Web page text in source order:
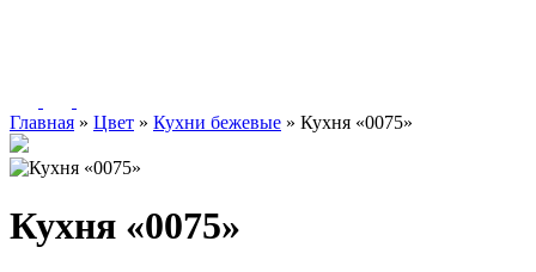
Главная » Цвет » Кухни бежевые » Кухня «0075»
Кухня «0075»